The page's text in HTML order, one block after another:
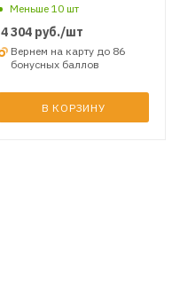
Меньше 10 шт
4 304руб./шт
Вернем на карту до 86
бонусных баллов
В КОРЗИНУ